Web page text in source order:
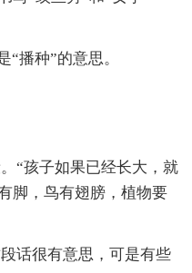
“播种”的意思。
“孩子如果已经长大，就
脚，鸟有翅膀，植物要
话很有意思，可是有些